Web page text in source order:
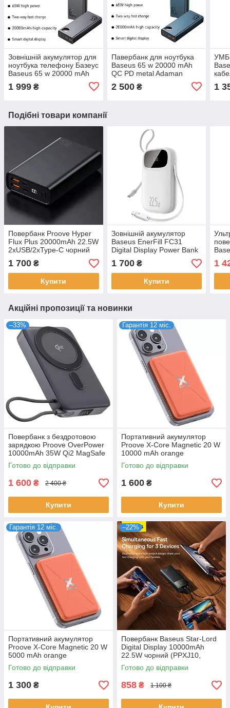
Зовнішній акумулятор для
ноутбука телефону Базеус
Baseus 65 w 20000 mAh
1 999 ₴
Павербанк для ноутбука
Baseus 65 w 20000 mAh
QC PD metal Adaman
2 500₴
УМБ
PD/
1
Подібні товари компанії
Повербанк Proove Hyper
Flux Plus 20000mAh 22.5W
2xUSB/2xType-C чорний
1 700 ₴
Купити
Зовнішній акумулятор
Baseus EnerFill FC31
Digital Display Power Bank
20000mAh 22.5W Moon
White
1 700₴
Купити
1
Акційні пропозиції та новинки
–33%
Повербанк з бездротовою
зарядкою Proove OverPower
10000mAh 35W Qi2 MagSafe
вбудований кабель Type-C
(PBOP35012105)
Готово до відправки
1 600 ₴ 2 400 ₴
Купити
Гарантія 12 міс.
Портативний акумулятор
Proove X-Core Magnetic 20 W
10000 mAh orange
(PNXC22010018)
Готово до відправки
1 600 ₴
Купити
Гарантія 12 міс.
Портативний акумулятор
Proove X-Core Magnetic 20 W
5000 mAh orange
(PNXC20010018)
Готово до відправки
1 300 ₴
–22%
Повербанк Baseus Star-Lord
Digital Display 10000mAh
22.5W чорний (PPXJ10,
PPXJ100001)
Готово до відправки
858 ₴ 1 100 ₴